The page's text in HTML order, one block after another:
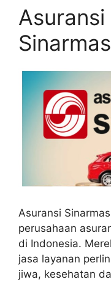
Sinarmas
Asuransi
perusahaan
di Indonesia.
jasa layanan
jiwa, kesehatan